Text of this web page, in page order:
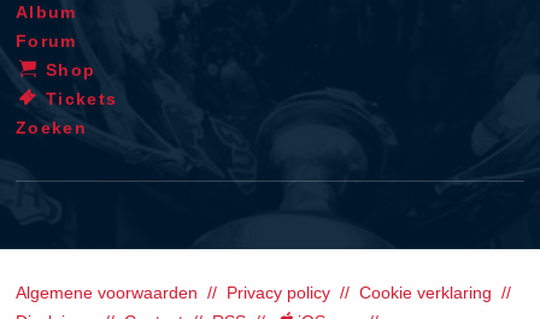
Album
Forum
Shop
Tickets
Zoeken
Algemene voorwaarden Privacy policy
Cookie verklaring